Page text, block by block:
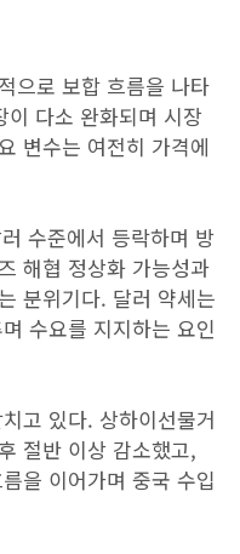
으로 보합 흐름을 나타
다소 완화되며 시장
변수는 여전히 가격에
수준에서 등락하며 방
해협 정상화 가능성과
분위기다. 달러 약세는
수요를 지지하는 요인
고 있다. 상하이선물거
절반 이상 감소했고,
을 이어가며 중국 수입